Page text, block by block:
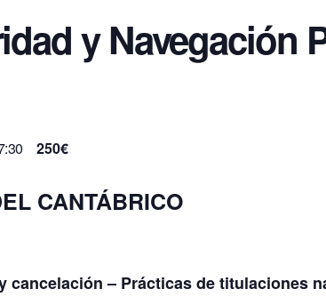
Prácticas De Navegación De PER
Prácticas De Radio Para PNB
Prácticas Homologadas De Vela
y Navegación
250€
CANTÁBRICO
cancelación – Prácticas de titulaciones